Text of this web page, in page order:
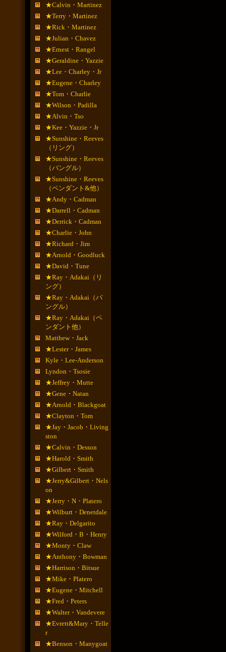
★Calvin・Martinez
★Terry・Martinez
★Rick・Martinez
★Julian・Chavez
★Ernest・Rangel
★Geraldine・Yazzie
★Lee・Charley・Jr
★Eugene・Charley
★Tom・Charlie
★Wilson・Padilla
★Alvin・Tso
★Kee・Yazzie・Jr
★Sunshine・Reeves
（リング）
★Sunshine・Reeves
（バングル）
★Sunshine・Reeves
（ペンダント&他）
★Andy・Cadman
★Darrell・Cadman
★Derrick・Cadman
★Charlie・John
★Richard・Jim
★Arnold・Goodluck
★David・Tune
★Ray・Adakai（リ
ング）
★Ray・Adakai（バ
ングル）
★Ray・Adakai（ペ
ンダント他）
Matthew・Jack
★Lester・James
Kyle・Lee-Anderson
Lyndon・Tsosie
★Jeffrey・Mutte
★Gene・Natan
★Arnold・Blackgoat
★Clayton・Tom
★Jay・Jacob・Living
ston
★Calvin・Desson
★Harold・Smith
★Gilbert・Smith
★Jerry&Gilbert・Nels
on
★Jerry・N・Platero
★Wilburt・Denetdale
★Ray・Delgarito
★Wilford・B・Henry
★Monty・Claw
★Anthony・Bowman
★Harrison・Bitsue
★Mike・Platero
★Eugene・Mitchell
★Fred・Peters
★Walter・Vandevere
★Evrett&Mary・Telle
r
★Benson・Manygoat